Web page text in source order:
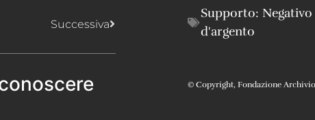
Successiva
Supporto:
d'argento
© Copyright, Fondazione